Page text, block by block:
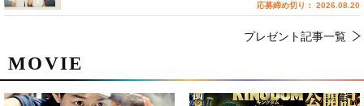
MOVIE
応募締め切り： 2026.08.20
プレゼント記事一覧